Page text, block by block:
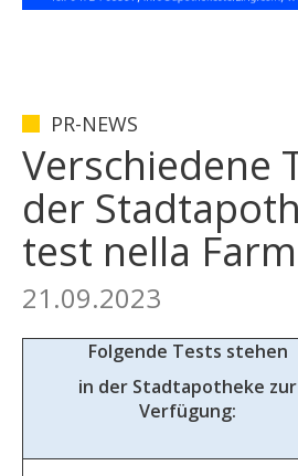
PR-NEWS
Verschiedene
der
test nella
21.09.2023
Folgende Tests stehen
in der Stadtapotheke zur
Verfügung: